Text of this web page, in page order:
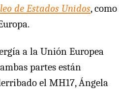
de Estados Unidos, como
a la Unión Europea
partes están
el MH17, Ángela